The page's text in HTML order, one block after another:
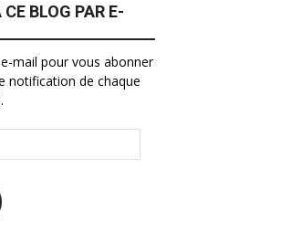
BLOG PAR E-
mail pour vous abonner
notification de chaque